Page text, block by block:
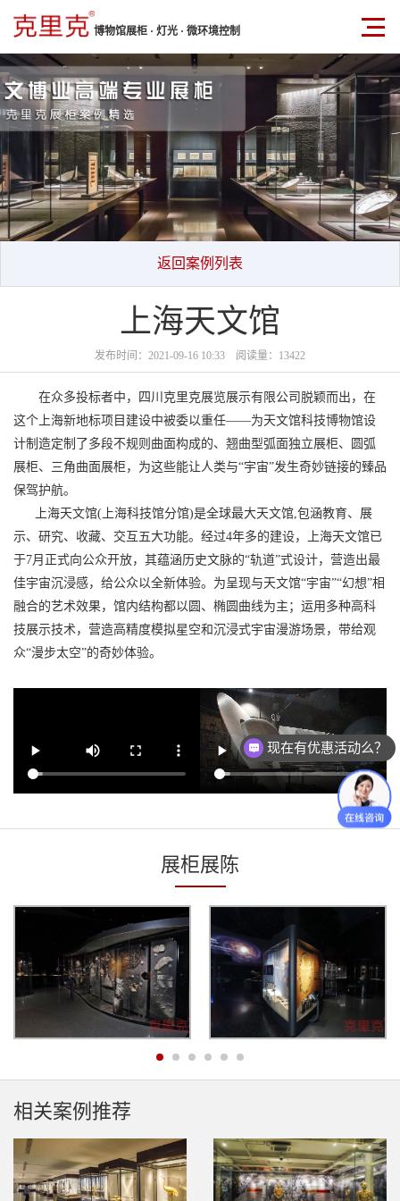
博物馆展柜 · 灯光 · 微环境控制
返回案例列表
上海天文馆
发布时间：2021-09-16 10:33 阅读量：13422
在众多投标者中，四川克里克展览展示有限公司脱颖而出，在
这个上海新地标项目建设中被委以重任——为天文馆科技博物馆设
计制造定制了多段不规则曲面构成的、翘曲型弧面独立展柜、圆弧
展柜、三角曲面展柜，为这些能让人类与“宇宙”发生奇妙链接的臻品
保驾护航。
上海天文馆(上海科技馆分馆)是全球最大天文馆,包涵教育、展
示、研究、收藏、交互五大功能。经过4年多的建设，上海天文馆已
于7月正式向公众开放，其蕴涵历史文脉的“轨道”式设计，营造出最
佳宇宙沉浸感，给公众以全新体验。为呈现与天文馆“宇宙”“幻想”相
融合的艺术效果，馆内结构都以圆、椭圆曲线为主；运用多种高科
技展示技术，营造高精度模拟星空和沉浸式宇宙漫游场景，带给观
众“漫步太空”的奇妙体验。
展柜展陈
相关案例推荐
现在有优惠活动么？